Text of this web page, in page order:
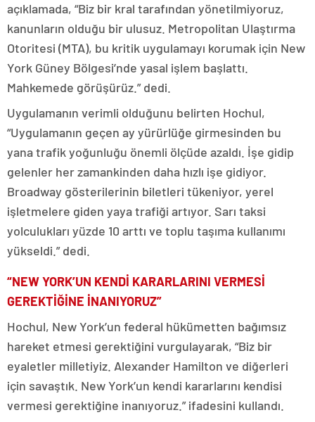
açıklamada, “Biz bir kral tarafından yönetilmiyoruz,
kanunların olduğu bir ulusuz. Metropolitan Ulaştırma
Otoritesi (MTA), bu kritik uygulamayı korumak için New
York Güney Bölgesi’nde yasal işlem başlattı.
Mahkemede görüşürüz.” dedi.
Uygulamanın verimli olduğunu belirten Hochul,
“Uygulamanın geçen ay yürürlüğe girmesinden bu
yana trafik yoğunluğu önemli ölçüde azaldı. İşe gidip
gelenler her zamankinden daha hızlı işe gidiyor.
Broadway gösterilerinin biletleri tükeniyor, yerel
işletmelere giden yaya trafiği artıyor. Sarı taksi
yolculukları yüzde 10 arttı ve toplu taşıma kullanımı
yükseldi.” dedi.
“NEW YORK’UN KENDİ KARARLARINI VERMESİ
GEREKTİĞİNE İNANIYORUZ”
Hochul, New York’un federal hükümetten bağımsız
hareket etmesi gerektiğini vurgulayarak, “Biz bir
eyaletler milletiyiz. Alexander Hamilton ve diğerleri
için savaştık. New York’un kendi kararlarını kendisi
vermesi gerektiğine inanıyoruz.” ifadesini kullandı.